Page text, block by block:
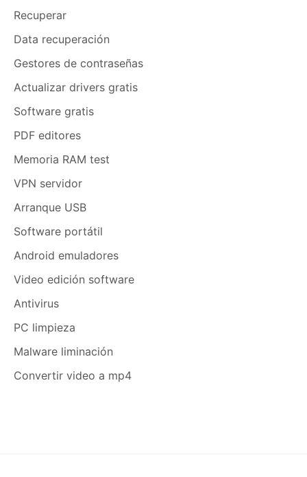
Recuperar
Data recuperación
Gestores de contraseñas
Actualizar drivers gratis
Software gratis
PDF editores
Memoria RAM test
VPN servidor
Arranque USB
Software portátil
Android emuladores
Video edición software
Antivirus
PC limpieza
Malware liminación
Convertir video a mp4